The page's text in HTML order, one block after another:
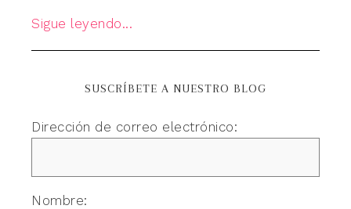
Sigue leyendo...
SUSCRÍBETE A NUESTRO BLOG
Dirección de correo electrónico:
Nombre: